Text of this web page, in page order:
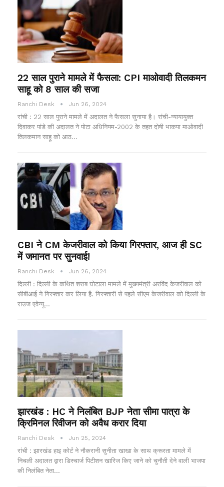
22 साल पुराने मामले में फैसला: CPI माओवादी तिलकमन
साहू को 8 साल की सजा
Ranchi Desk Jun 26, 2024
रांची : 22 साल पुराने मामले में अदालत ने फैसला सुनाया है। रांची-न्यायायुक्त
दिवाकर पांडे की अदालत ने पोटा अधिनियम-2002 के तहत दोषी भाकपा माओवादी
तिलकमान साहू को आठ…
CBI ने CM केजरीवाल को किया गिरफ्तार, आज ही SC
में जमानत पर सुनवाई!
Ranchi Desk Jun 26, 2024
दिल्ली : दिल्ली के कथित शराब घोटाला मामले में मुख्यमंत्री अरविंद केजरीवाल को
सीबीआई ने गिरफ्तार कर लिया है. गिरफ्तारी से पहले सीएम केजरीवाल को दिल्ली के
राउज एवेन्यू…
झारखंड : HC ने निलंबित BJP नेता सीमा पात्रा के
क्रिमिनल रिवीजन को अवैध करार दिया
Ranchi Desk Jun 25, 2024
रांची : झारखंड हाइ कोर्ट ने नौकरानी सुनीता खाखा के साथ क्रूरता मामले में
निचली अदालत द्वारा डिस्चार्ज पिटीशन खारिज किए जाने को चुनौती देने वाली भाजपा
की निलंबित नेता…